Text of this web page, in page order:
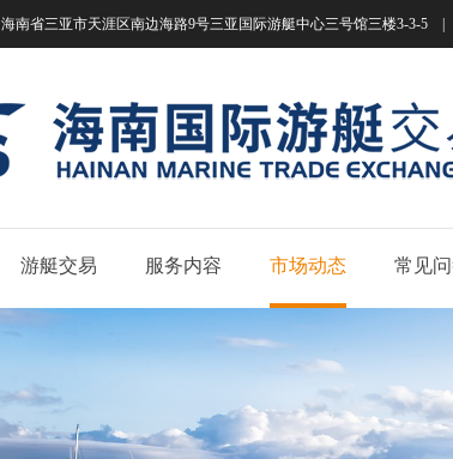
海南省三亚市天涯区南边海路9号三亚国际游艇中心三号馆三楼3-3-
游艇交易 服务内容 市场动态 常见